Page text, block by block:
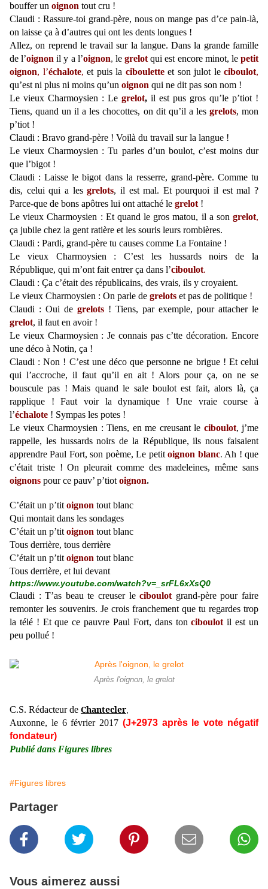
bouffer un oignon tout cru !
Claudi : Rassure-toi grand-père, nous on mange pas d’ce pain-là,
on laisse ça à d’autres qui ont les dents longues !
Allez, on reprend le travail sur la langue. Dans la grande famille
de l’oignon il y a l’oignon, le grelot qui est encore minot, lepetit
oignon, l’échalote, et puis la ciboulette et son julot le ciboulot,
qu’est ni plus ni moins qu’un oignon qui ne dit pas son nom !
Le vieux Charmoysien : Le grelot, il est pus gros qu’le p’tiot !
Tiens, quand un il a les chocottes, on dit qu’il a les grelots, mon
p’tiot !
Claudi : Bravo grand-père ! Voilà du travail sur la langue !
Le vieux Charmoysien : Tu parles d’un boulot, c’est moins dur
que l’bigot !
Claudi : Laisse le bigot dans la resserre, grand-père. Comme tu
dis, celui qui a lesgrelots, il est mal. Et pourquoi il est mal ?
Parce-que de bons apôtres lui ont attaché le grelot !
Le vieux Charmoysien : Et quand le gros matou, il a son grelot,
ça jubile chez la gent ratière et les souris leurs rombières.
Claudi : Pardi, grand-père tu causes comme La Fontaine !
Le vieux Charmoysien : C’est les hussards noirs de la
République, qui m’ont fait entrer ça dans l’ciboulot.
Claudi : Ça c’était des républicains, des vrais, ils y croyaient.
Le vieux Charmoysien : On parle de grelots et pas de politique !
Claudi : Oui de grelots ! Tiens, par exemple, pour attacher le
grelot, il faut en avoir !
Le vieux Charmoysien : Je connais pas c’tte décoration. Encore
une déco à Notin, ça !
Claudi : Non ! C’est une déco que personne ne brigue ! Et celui
qui l’accroche, il faut qu’il en ait ! Alors pour ça, on ne se
bouscule pas ! Mais quand le sale boulot est fait, alors là, ça
rapplique ! Faut voir la dynamique ! Une vraie course à
l’échalote ! Sympas les potes !
Le vieux Charmoysien : Tiens, en me creusant le ciboulot, j’me
rappelle, les hussards noirs de la République, ils nous faisaient
apprendre Paul Fort, son poème, Le petit oignon blanc. Ah ! que
c’était triste ! On pleurait comme des madeleines, même sans
oignons pour ce pauv’ p’tiot oignon.
C’était un p’tit oignon tout blanc
Qui montait dans les sondages
C’était un p’tit oignon tout blanc
Tous derrière, tous derrière
C’était un p’tit oignon tout blanc
Tous derrière, et lui devant
https://www.youtube.com/watch?v=_srFL6xXsQ0
Claudi : T’as beau te creuser leciboulot grand-père pour faire
remonter les souvenirs. Je crois franchement que tu regardes trop
la télé ! Et que ce pauvre Paul Fort, dans tonciboulot il est un
peu pollué !
Après l'oignon, le grelot
C.S. Rédacteur de Chantecler
Auxonne, le 6 février 2017 (J+2973 après le vote négatif
fondateur)
Publié dans Figures libres
#Figures libres
Partager
Vous aimerez aussi